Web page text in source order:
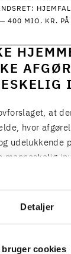
Detaljer
bruger cookies
400 MIO. KR. PÅ
at
hvor
udelukkende
menneskelig
foreslåede
jf.